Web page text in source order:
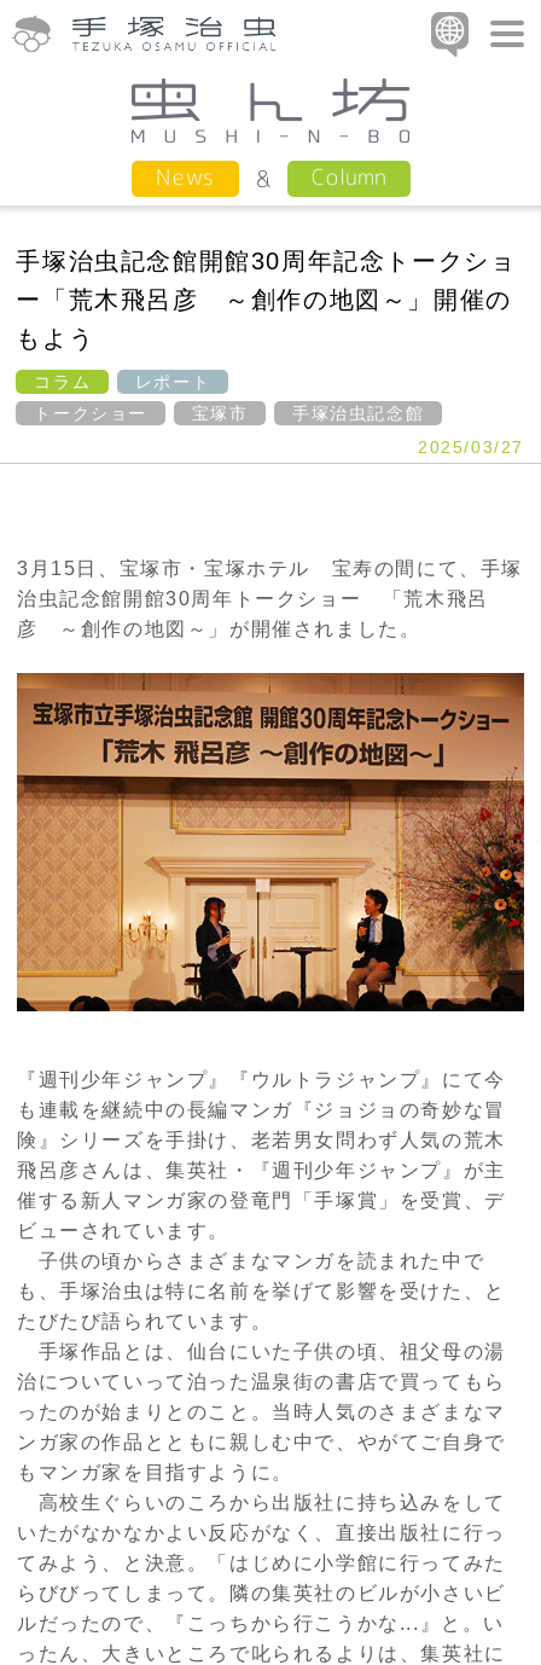
News Column
手塚治虫記念館開館30周年記念トークショ
ー「荒木飛呂彦 ～創作の地図～」開催の
もよう
コラム
レポート
トークショー
宝塚市
手塚治虫記念館
2025/03/27
3月15日、宝塚市・宝塚ホテル 宝寿の間にて、手塚
治虫記念館開館30周年トークショー 「荒木飛呂
彦 ～創作の地図～」が開催されました。
『週刊少年ジャンプ』『ウルトラジャンプ』にて今
も連載を継続中の長編マンガ『ジョジョの奇妙な冒
険』シリーズを手掛け、老若男女問わず人気の荒木
飛呂彦さんは、集英社・『週刊少年ジャンプ』が主
催する新人マンガ家の登竜門「手塚賞」を受賞、デ
ビューされています。
子供の頃からさまざまなマンガを読まれた中で
も、手塚治虫は特に名前を挙げて影響を受けた、と
たびたび語られています。
手塚作品とは、仙台にいた子供の頃、祖父母の湯
治についていって泊った温泉街の書店で買ってもら
ったのが始まりとのこと。当時人気のさまざまなマ
ンガ家の作品とともに親しむ中で、やがてご自身で
もマンガ家を目指すように。
高校生ぐらいのころから出版社に持ち込みをして
いたがなかなかよい反応がなく、直接出版社に行っ
てみよう、と決意。「はじめに小学館に行ってみた
らびびってしまって。隣の集英社のビルが小さいビ
ルだったので、『こっちから行こうかな...』と。い
ったん、大きいところで叱られるよりは、集英社に